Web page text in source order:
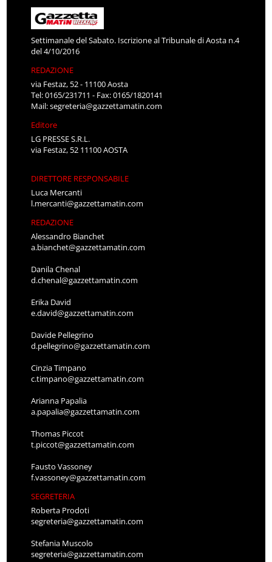
Settimanale del Sabato. Iscrizione al Tribunale di Aosta n.4
del 4/10/2016
REDAZIONE
via Festaz, 52 - 11100 Aosta
Tel: 0165/231711 - Fax: 0165/1820141
Mail:segreteria@gazzettamatin.com
Editore
LG PRESSE S.R.L.
via Festaz, 52 11100 AOSTA
DIRETTORE RESPONSABILE
Luca Mercanti
l.mercanti@gazzettamatin.com
REDAZIONE
Alessandro Bianchet
a.bianchet@gazzettamatin.com
Danila Chenal
d.chenal@gazzettamatin.com
Erika David
e.david@gazzettamatin.com
Davide Pellegrino
d.pellegrino@gazzettamatin.com
Cinzia Timpano
c.timpano@gazzettamatin.com
Arianna Papalia
a.papalia@gazzettamatin.com
Thomas Piccot
t.piccot@gazzettamatin.com
Fausto Vassoney
f.vassoney@gazzettamatin.com
SEGRETERIA
Roberta Prodoti
segreteria@gazzettamatin.com
Stefania Muscolo
segreteria@gazzettamatin.com